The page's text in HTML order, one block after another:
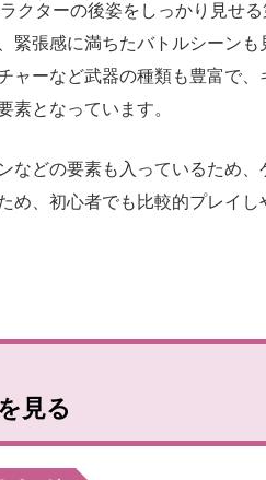
クターの後姿をしっかり見せ
緊張感に満ちたバトルシーンも
ャーなど武器の種類も豊富で、
素となっています。
どの要素も入っているため、
め、初心者でも比較的プレイし
見る